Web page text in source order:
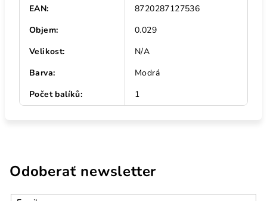
EAN:
8720287127536
Objem:
0.029
Velikost:
N/A
Barva:
Modrá
Počet balíků: 1
Odoberať newsletter